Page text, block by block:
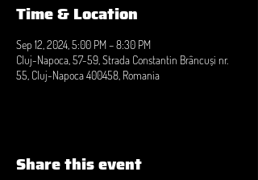
Time & Location
Sep 12, 2024, 5:00 PM – 8:30 PM
Cluj-Napoca, 57-59, Strada Constantin Brâncuși nr.
55, Cluj-Napoca 400458, Romania
Share this event